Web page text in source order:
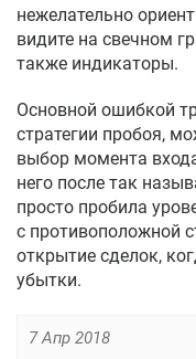
нежелательно
видите на свечном
также индикаторы.
Основной ошибкой
стратегии пробоя,
выбор момента
него после так
просто пробила
с противоположной
открытие сделок,
убытки.
7 Апр 2018